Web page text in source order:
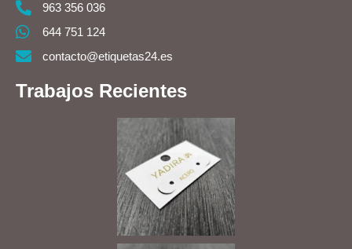
963 356 036
644 751 124
contacto@etiquetas24.es
Trabajos Recientes